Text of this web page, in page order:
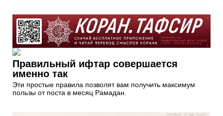
Правильный ифтар совершается
именно так
Эти простые правила позволят вам получить максимум
пользы от поста в месяц Рамадан.